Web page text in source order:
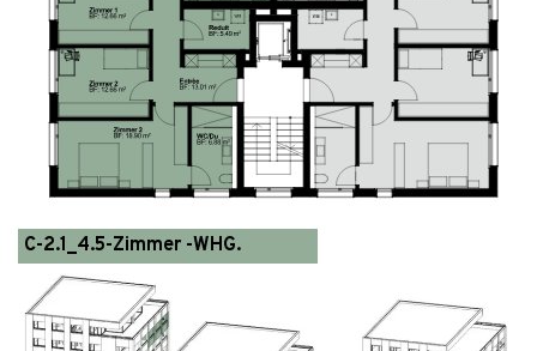
C-2.1_4.5-Zimmer -WHG.